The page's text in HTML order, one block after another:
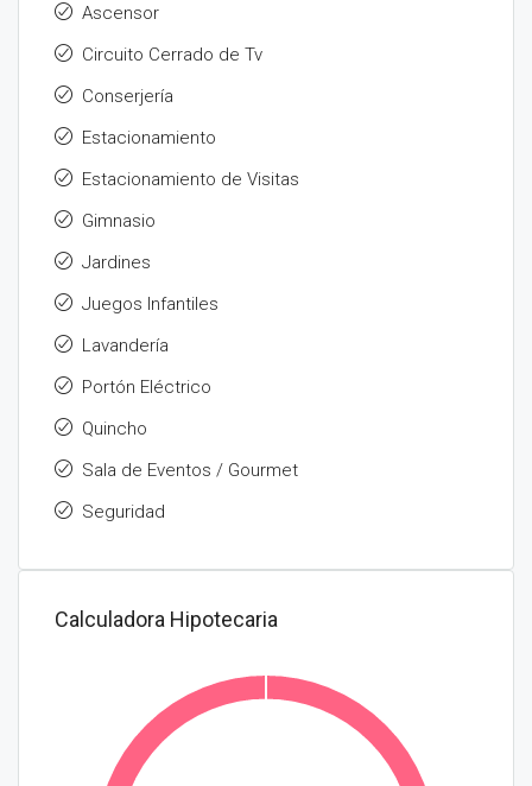
Ascensor
Circuito Cerrado de Tv
Conserjería
Estacionamiento
Estacionamiento de Visitas
Gimnasio
Jardines
Juegos Infantiles
Lavandería
Portón Eléctrico
Quincho
Sala de Eventos / Gourmet
Seguridad
Calculadora Hipotecaria